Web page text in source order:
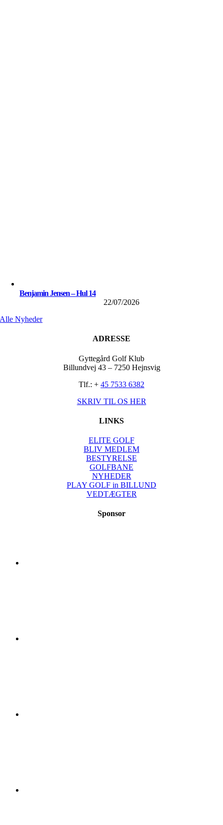
Benjamin Jensen – Hul 14
22/07/2026
Alle Nyheder
ADRESSE
Gyttegård Golf Klub
Billundvej 43 – 7250 Hejnsvig
Tlf.: + 45 7533 6382
SKRIV TIL OS HER
LINKS
ELITE GOLF
BLIV MEDLEM
BESTYRELSE
GOLFBANE
NYHEDER
PLAY GOLF in BILLUND
VEDTÆGTER
Sponsor